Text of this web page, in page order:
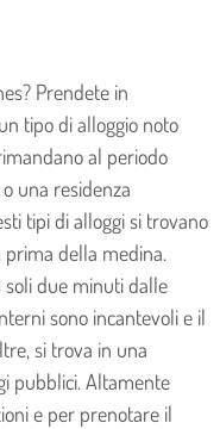
Prendete in
tipo di alloggio noto
al periodo
una residenza
tipi di alloggi si trovano
prima della medina.
soli due minuti dalle
sono incantevoli e il
si trova in una
pubblici. Altamente
e per prenotare il